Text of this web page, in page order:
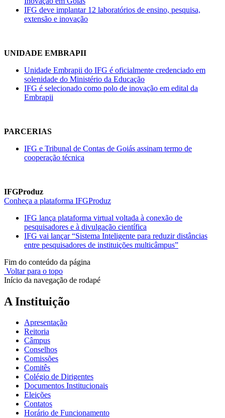
IFG deve implantar 12 laboratórios de ensino, pesquisa,
extensão e inovação
UNIDADE EMBRAPII
Unidade Embrapii do IFG é oficialmente credenciado em
solenidade do Ministério da Educação
IFG é selecionado como polo de inovação em edital da
Embrapii
PARCERIAS
IFG e Tribunal de Contas de Goiás assinam termo de
cooperação técnica
IFGProduz
Conheça a plataforma IFGProduz
IFG lança plataforma virtual voltada à conexão de
pesquisadores e à divulgação científica
IFG vai lançar “Sistema Inteligente para reduzir distâncias
entre pesquisadores de instituições multicâmpus”
Fim do conteúdo da página
Voltar para o topo
Início da navegação de rodapé
A Instituição
Apresentação
Reitoria
Câmpus
Conselhos
Comissões
Comitês
Colégio de Dirigentes
Documentos Institucionais
Eleições
Contatos
Horário de Funcionamento